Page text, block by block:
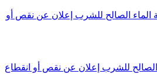
الصالح للشرب إعلان عن نقص أو
للشرب إعلان عن نقص أو انقطاع